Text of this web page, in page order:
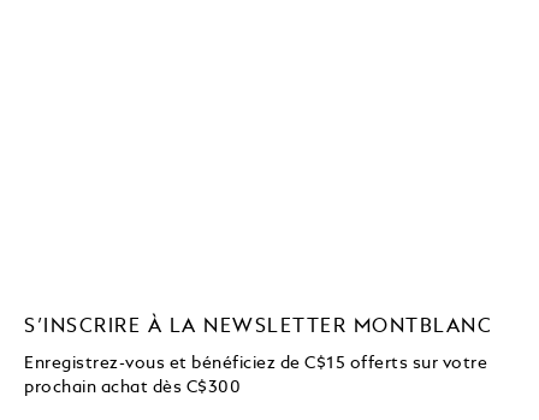
S’INSCRIRE À LA NEWSLETTER MONTBLANC
Enregistrez-vous et bénéficiez de C$15 offerts sur votre
prochain achat dès C$300